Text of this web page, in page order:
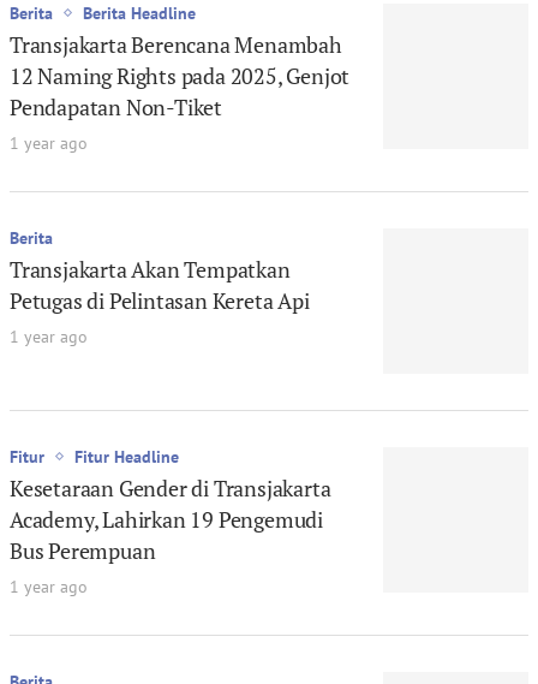
Berita Berita Headline
Transjakarta Berencana Menambah
12 Naming Rights pada 2025, Genjot
Pendapatan Non-Tiket
1 year ago
Berita
Transjakarta Akan Tempatkan
Petugas di Pelintasan Kereta Api
1 year ago
Fitur Fitur Headline
Kesetaraan Gender di Transjakarta
Academy, Lahirkan 19 Pengemudi
Bus Perempuan
1 year ago